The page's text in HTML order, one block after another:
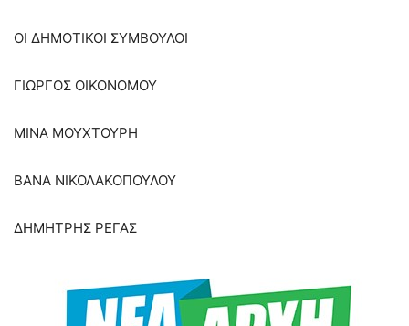
ΟΙ ΔΗΜΟΤΙΚΟΙ ΣΥΜΒΟΥΛΟΙ
ΓΙΩΡΓΟΣ ΟΙΚΟΝΟΜΟΥ
ΜΙΝΑ ΜΟΥΧΤΟΥΡΗ
ΒΑΝΑ ΝΙΚΟΛΑΚΟΠΟΥΛΟΥ
ΔΗΜΗΤΡΗΣ ΡΕΓΑΣ